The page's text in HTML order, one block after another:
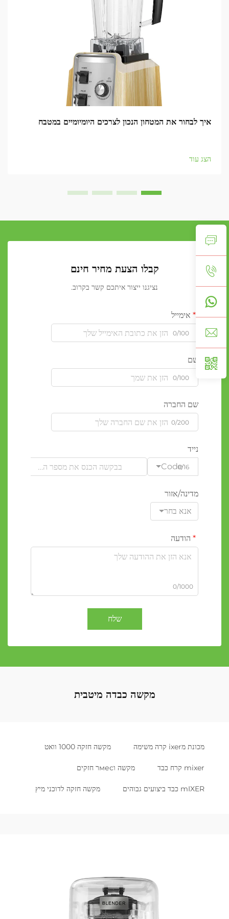
איך לבחור את המטחון הנכון לצרכים היומיומיים במטבח
הצג עוד
קבלו הצעת מחיר חינם
נציגנו ייצור איתכם קשר בקרוב.
אימייל
0/100
שם
0/100
שם החברה
0/200
נייד
Code0/16
מדינה/אזור
אנא בחר
הודעה
0/1000
שלח
מקשה כבדה מיטבית
מכונת מixer קרה משימה מקשה חזקה 1000 וואט
mixer קרח כבד מקשה וмесר חזקים
mIXER כבד ביצועים גבוהים מקשה חזקה לדוכני מיץ